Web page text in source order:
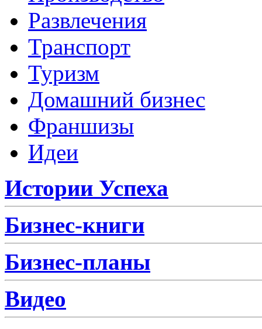
Развлечения
Транспорт
Туризм
Домашний бизнес
Франшизы
Идеи
Истории Успеха
Бизнес-книги
Бизнес-планы
Видео